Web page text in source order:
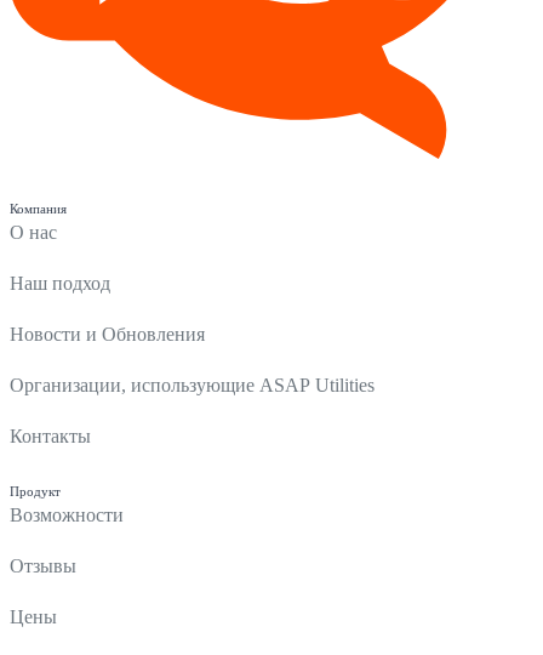
Компания
О нас
Наш подход
Новости и Обновления
Организации, использующие ASAP Utilities
Контакты
Продукт
Возможности
Отзывы
Цены